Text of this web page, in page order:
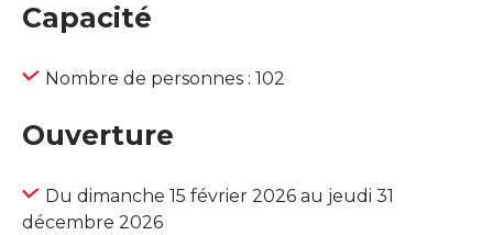
Capacité
Nombre de personnes : 102
Ouverture
Du dimanche 15 février 2026 au jeudi 31
décembre 2026